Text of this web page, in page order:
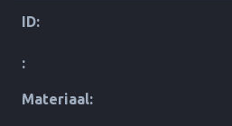
ID:
:
Materiaal: